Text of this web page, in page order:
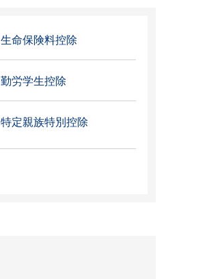
生命保険料控除
勤労学生控除
特定親族特別控除